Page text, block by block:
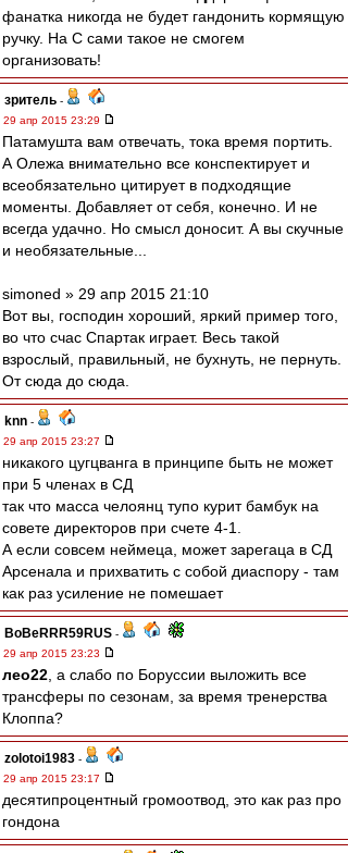
фанатка никогда не будет гандонить кормящую
ручку. На С сами такое не смогем
организовать!
зpитель -
29 апр 2015 23:29
Патамушта вам отвечать, тока время портить.
А Олежа внимательно все конспектирует и
всеобязательно цитирует в подходящие
моменты. Добавляет от себя, конечно. И не
всегда удачно. Но смысл доносит. А вы скучные
и необязательные...
simoned » 29 апр 2015 21:10
Вот вы, господин хороший, яркий пример того,
во что счас Спартак играет. Весь такой
взрослый, правильный, не бухнуть, не пернуть.
От сюда до сюда.
knn -
29 апр 2015 23:27
никакого цугцванга в принципе быть не может
при 5 членах в СД
так что масса челоянц тупо курит бамбук на
совете директоров при счете 4-1.
А если совсем неймеца, может зарегаца в СД
Арсенала и прихватить с собой диаспору - там
как раз усиление не помешает
BoBeRRR59RUS -
29 апр 2015 23:23
лео22 , а слабо по Боруссии выложить все
трансферы по сезонам, за время тренерства
Клоппа?
zolotoi1983 -
29 апр 2015 23:17
десятипроцентный громоотвод, это как раз про
гондона